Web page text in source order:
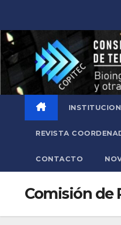
REVISTA
CONTACTO
Comisión de